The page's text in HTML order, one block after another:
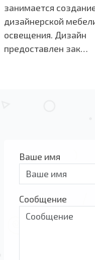
занимается
дизайнерской
освещения. Дизайн
предоставлен зак…
Ваше имя
Сообщение